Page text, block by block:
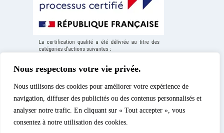
Nous respectons votre vie privée.
Nous utilisons des cookies pour améliorer votre expérience de
navigation, diffuser des publicités ou des contenus personnalisés et
analyser notre trafic. En cliquant sur « Tout accepter », vous
consentez à notre utilisation des cookies.